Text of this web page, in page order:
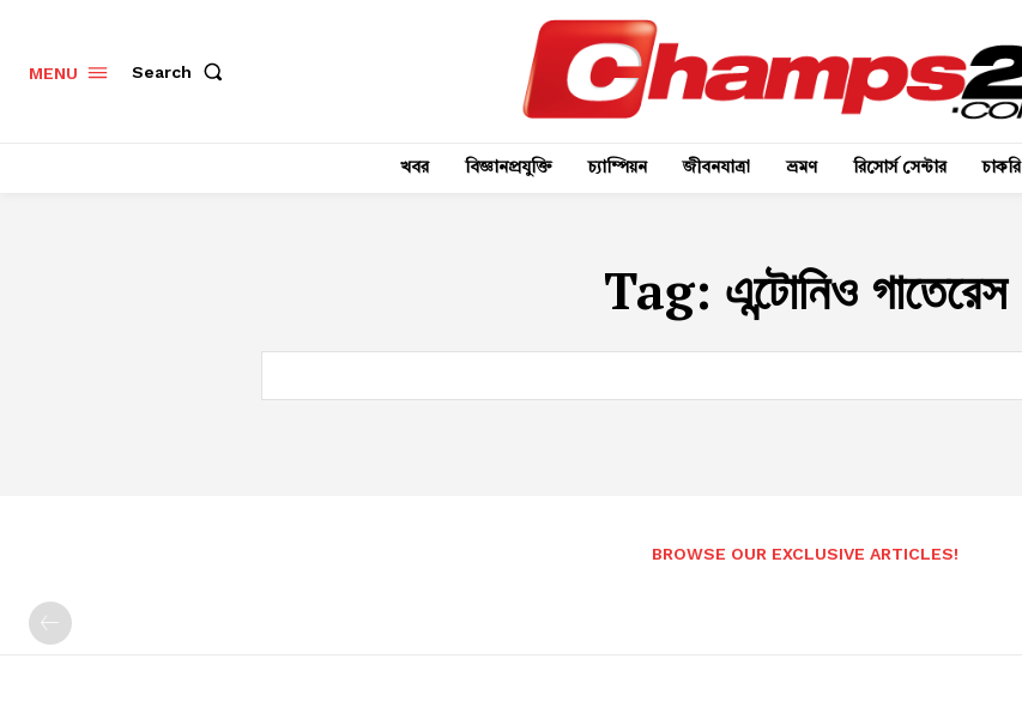
MENU Search
খবর বিজ্ঞানপ্রযুক্তি চ্যাম্পিয়ন জীবনযাত্রা ভ্রমণ রিসোর্স সেন্টার চাকরি
Tag: এন্টোনিও গাতেরেস
BROWSE OUR EXCLUSIVE ARTICLES!